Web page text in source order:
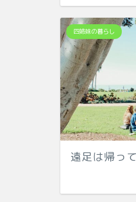
四姉妹の暮らし
遠足は帰っ